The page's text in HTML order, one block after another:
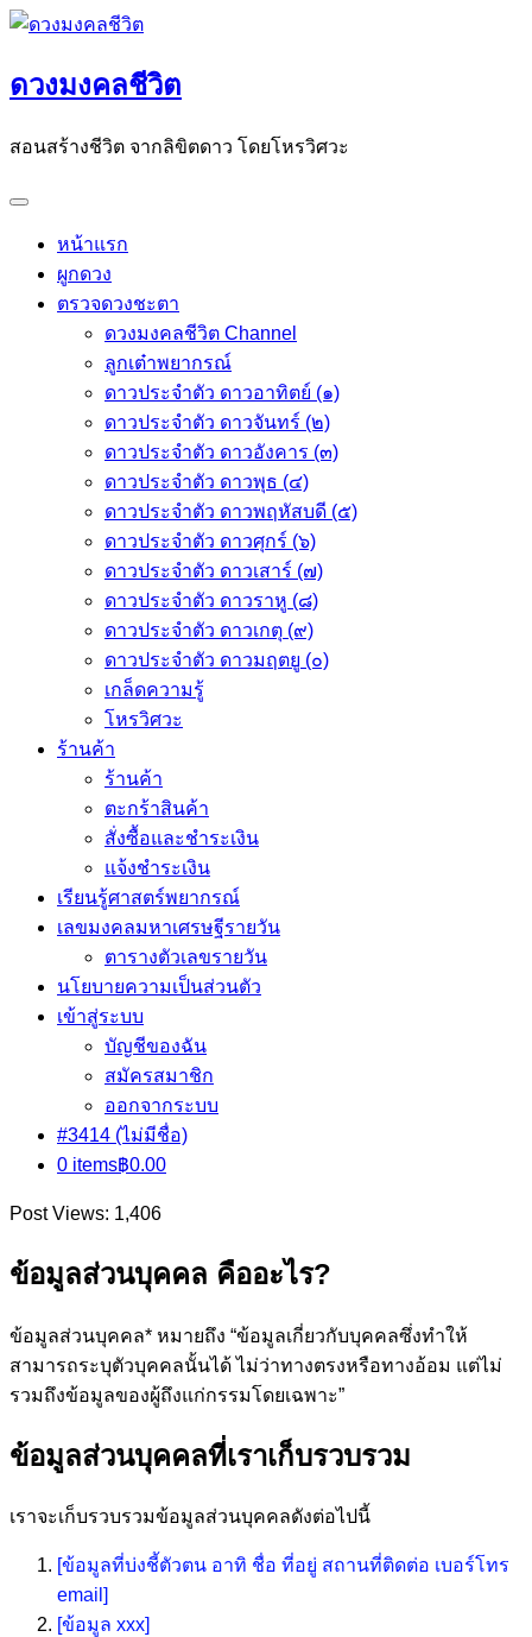
Skip
content
ดวงมงคลชีวิต
สอนสร้างชีวิต จากลิขิตดาว โดยโหรวิศวะ
หน้าแรก
ผูกดวง
ตรวจดวงชะตา
ดวงมงคลชีวิต Channel
ลูกเต๋าพยากรณ์
ดาวประจำตัว ดาวอาทิตย์ (๑)
ดาวประจำตัว ดาวจันทร์ (๒)
ดาวประจำตัว ดาวอังคาร (๓)
ดาวประจำตัว ดาวพุธ (๔)
ดาวประจำตัว ดาวพฤหัสบดี (๕)
ดาวประจำตัว ดาวศุกร์ (๖)
ดาวประจำตัว ดาวเสาร์ (๗)
ดาวประจำตัว ดาวราหู (๘)
ดาวประจำตัว ดาวเกตุ (๙)
ดาวประจำตัว ดาวมฤตยู (๐)
เกล็ดความรู้
โหรวิศวะ
ร้านค้า
ร้านค้า
ตะกร้าสินค้า
สั่งซื้อและชำระเงิน
แจ้งชำระเงิน
เรียนรู้ศาสตร์พยากรณ์
เลขมงคลมหาเศรษฐีรายวัน
ตารางตัวเลขรายวัน
นโยบายความเป็นส่วนตัว
เข้าสู่ระบบ
บัญชีของฉัน
สมัครสมาชิก
ออกจากระบบ
#3414 (ไม่มีชื่อ)
0 items฿0.00
Post Views: 1,406
ข้อมูลส่วนบุคคล คืออะไร?
ข้อมูลส่วนบุคคล* หมายถึง “ข้อมูลเกี่ยวกับบุคคลซึ่งทำให้
สามารถระบุตัวบุคคลนั้นได้ ไม่ว่าทางตรงหรือทางอ้อม แต่ไม่
รวมถึงข้อมูลของผู้ถึงแก่กรรมโดยเฉพาะ”
ข้อมูลส่วนบุคคลที่เราเก็บรวบรวม
เราจะเก็บรวบรวมข้อมูลส่วนบุคคลดังต่อไปนี้
[ข้อมูลที่บ่งชี้ตัวตน อาทิ ชื่อ ที่อยู่ สถานที่ติดต่อ เบอร์โทร
email]
[ข้อมูล xxx]